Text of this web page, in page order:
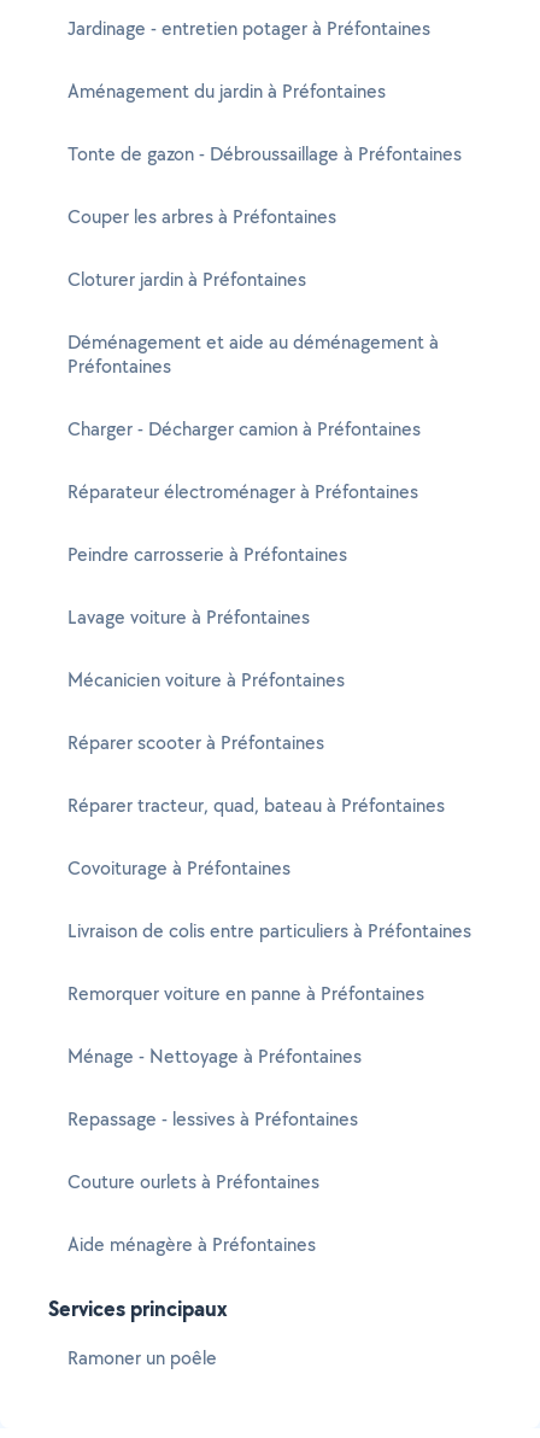
Jardinage - entretien potager à Préfontaines
Aménagement du jardin à Préfontaines
Tonte de gazon - Débroussaillage à Préfontaines
Couper les arbres à Préfontaines
Cloturer jardin à Préfontaines
Déménagement et aide au déménagement à
Préfontaines
Charger - Décharger camion à Préfontaines
Réparateur électroménager à Préfontaines
Peindre carrosserie à Préfontaines
Lavage voiture à Préfontaines
Mécanicien voiture à Préfontaines
Réparer scooter à Préfontaines
Réparer tracteur, quad, bateau à Préfontaines
Covoiturage à Préfontaines
Livraison de colis entre particuliers à Préfontaines
Remorquer voiture en panne à Préfontaines
Ménage - Nettoyage à Préfontaines
Repassage - lessives à Préfontaines
Couture ourlets à Préfontaines
Aide ménagère à Préfontaines
Services principaux
Ramoner un poêle